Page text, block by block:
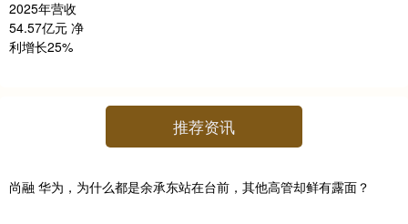
推荐资讯
尚融 华为，为什么都是余承东站在台前，其他高管却鲜有露面？